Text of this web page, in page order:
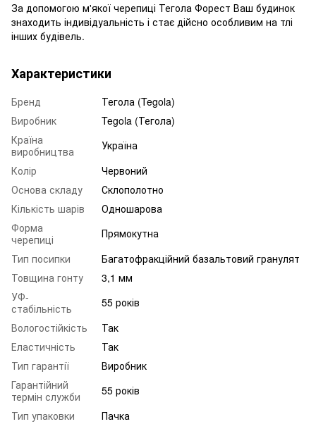
За допомогою м'якої черепиці Тегола Форест Ваш будинок
знаходить індивідуальність і стає дійсно особливим на тлі
інших будівель.
Характеристики
Бренд
Тегола (Tegola)
Виробник
Tegola (Тегола)
Країна
виробництва
Україна
Колір
Червоний
Основа складу
Склополотно
Кількість шарів
Одношарова
Форма
черепиці
Прямокутна
Тип посипки
Багатофракційний базальтовий гранулят
Товщина гонту
3,1 мм
УФ-
стабільність
55 років
Вологостійкість
Так
Еластичність
Так
Тип гарантії
Виробник
Гарантійний
термін служби
55 років
Тип упаковки
Пачка